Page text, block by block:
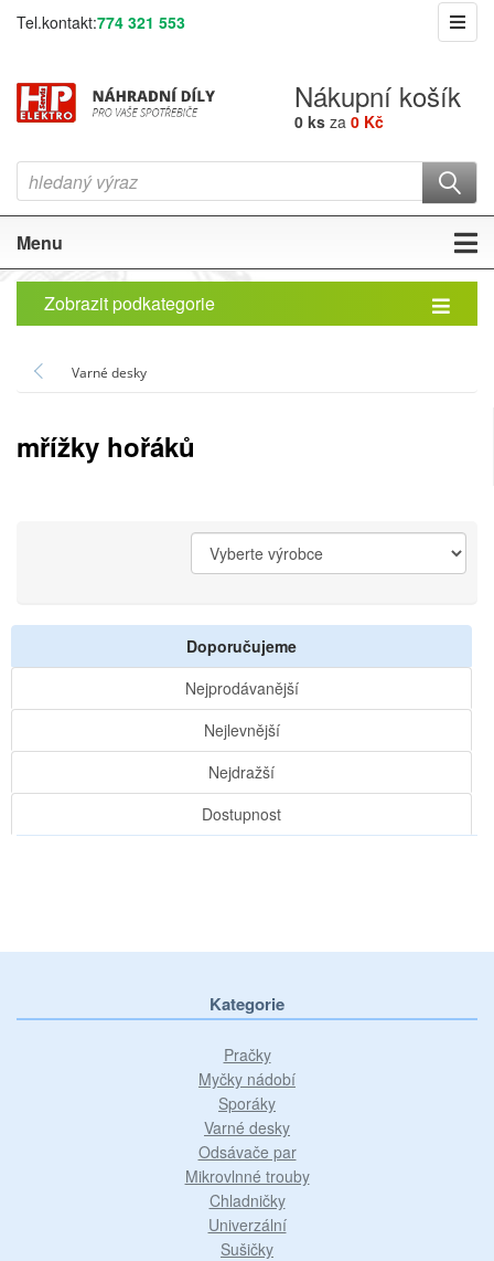
Tel.kontakt:774 321 553
Nákupní košík
0 ks za 0 Kč
Menu
Zobrazit podkategorie
Varné desky
mřížky hořáků
Doporučujeme
Nejprodávanější
Nejlevnější
Nejdražší
Dostupnost
Kategorie
Pračky
Myčky nádobí
Sporáky
Varné desky
Odsávače par
Mikrovlnné trouby
Chladničky
Univerzální
Sušičky